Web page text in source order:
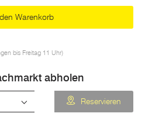
Warenkorb
bis Freitag 11 Uhr)
abholen
Reservieren